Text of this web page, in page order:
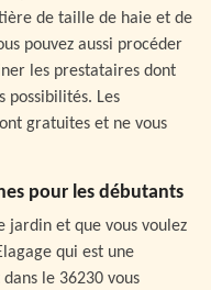
de taille de haie et de
pouvez aussi procéder
les prestataires dont
possibilités. Les
gratuites et ne vous
pour les débutants
jardin et que vous voulez
qui est une
le 36230 vous